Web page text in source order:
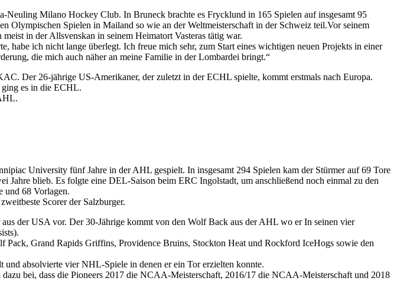
Milano Hockey Club. In Bruneck brachte es Frycklund in 165 Spielen auf insgesamt 95
Olympischen Spielen in Mailand so wie an der Weltmeisterschaft in der Schweiz teil.Vor seinem
in der Allsvenskan in seinem Heimatort Vasteras tätig war.
habe ich nicht lange überlegt. Ich freue mich sehr, zum Start eines wichtigen neuen Projekts in einer
die mich auch näher an meine Familie in der Lombardei bringt.“
Der 26-jährige US-Amerikaner, der zuletzt in der ECHL spielte, kommt erstmals nach Europa.
es in die ECHL.
University fünf Jahre in der AHL gespielt. In insgesamt 294 Spielen kam der Stürmer auf 69 Tore
blieb. Es folgte eine DEL-Saison beim ERC Ingolstadt, um anschließend noch einmal zu den
und 68 Vorlagen.
Scorer der Salzburger.
der USA vor. Der 30-Jährige kommt von den Wolf Back aus der AHL wo er In seinen vier
Grand Rapids Griffins, Providence Bruins, Stockton Heat und Rockford IceHogs sowie den
absolvierte vier NHL-Spiele in denen er ein Tor erzielten konnte.
bei, dass die Pioneers 2017 die NCAA-Meisterschaft, 2016/17 die NCAA-Meisterschaft und 2018